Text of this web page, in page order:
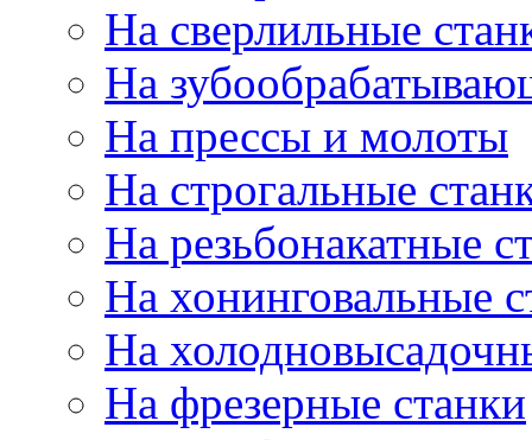
На сверлильные
На
На прессы и молоты
На строгальные
На резьбонакатные
На хонинговальные
На
На фрезерные станки